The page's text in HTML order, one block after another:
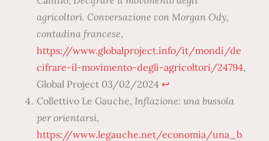
agricoltori. Conversazione con Morgan Ody,
contadina francese,
https://www.globalproject.info/it/mondi/de
cifrare-il-movimento-degli-agricoltori/24794,
Global Project 03/02/2024 ↩︎
Collettivo Le Gauche, Inflazione: una bussola
per orientarsi,
https://www.legauche.net/economia/una_b